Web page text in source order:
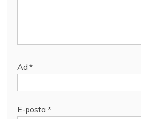
Ad *
E-posta *